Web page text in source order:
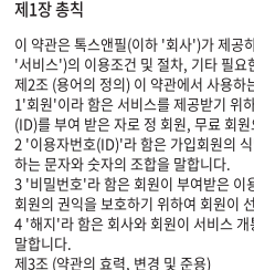
제1장 총칙
이 약관은 톡스앤필(이하 '회사')가 제
'서비스')의 이용조건 및 절차, 기타 필
제2조 (용어의 정의) 이 약관에서 사용
1'회원'이라 함은 서비스를 제공받기 위
(ID)를 부여 받은 자로 정 회원, 무료 회
2 '이용자번호(ID)'라 함은 가입회원의
하는 문자와 숫자의 조합을 말합니다.
3 '비밀번호'라 함은 회원이 부여받은 이
회원의 권익을 보호하기 위하여 회원이
4 '해지'라 함은 회사와 회원이 서비스
말합니다.
제3조 (약관의 효력, 변경 및 준용)